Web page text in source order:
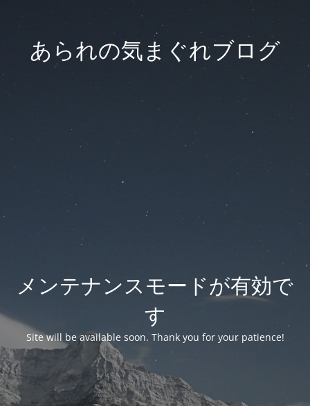
あられの気まぐれブログ
メンテナンスモードが有効で
す
Site will be available soon. Thank you for your patience!